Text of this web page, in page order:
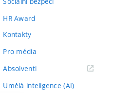
HR Award
Kontakty
Pro média
Absolventi(externí
Umělá inteligence (AI)